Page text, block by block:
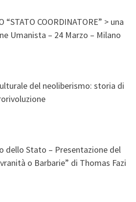
“STATO COORDINATORE” > una
Umanista – 24 Marzo – Milano
del neoliberismo: storia di
dello Stato – Presentazione del
o Barbarie” di Thomas Fazi